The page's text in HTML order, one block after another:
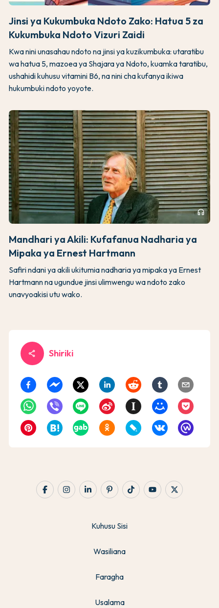
Jinsi ya Kukumbuka Ndoto Zako: Hatua 5 za
Kukumbuka Ndoto Vizuri Zaidi
Kwa nini unasahau ndoto na jinsi ya kuzikumbuka: utaratibu
wa hatua 5, mazoea ya Shajara ya Ndoto, kuamka taratibu,
ushahidi kuhusu vitamini B6, na nini cha kufanya ikiwa
hukumbuki ndoto yoyote.
headphones
Mandhari ya Akili: Kufafanua Nadharia ya
Mipaka ya Ernest Hartmann
Safiri ndani ya akili ukitumia nadharia ya mipaka ya Ernest
Hartmann na ugundue jinsi ulimwengu wa ndoto zako
unavyoakisi utu wako.
share Shiriki
Kuhusu Sisi
Wasiliana
Faragha
Usalama